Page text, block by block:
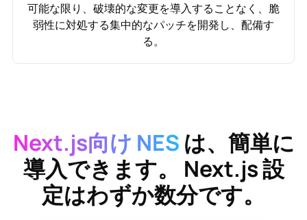
可能な限り、破壊的な変更を導入することなく、脆
弱性に対処する集中的なパッチを開発し、配備す
る。
Next.js向け NES は、簡単に
導入できます。 Next.js設
定はわずか数分です。